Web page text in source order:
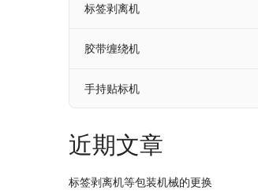
标签剥离机
胶带缠绕机
手持贴标机
近期文章
标签剥离机等包装机械的更换